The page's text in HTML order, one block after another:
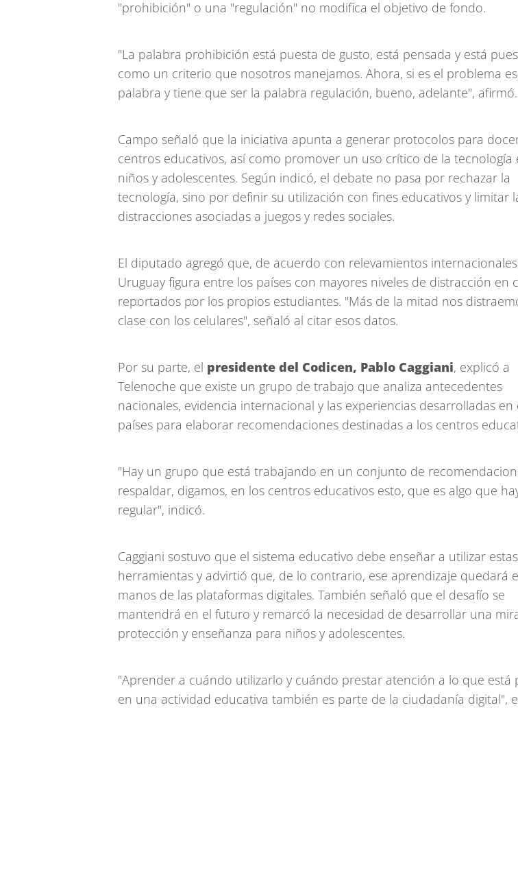
"prohibición" o una "regulación" no modifica el objetivo de fondo.
"La palabra prohibición está puesta de gusto, está pensada y está
como un criterio que nosotros manejamos. Ahora, si es el problema
palabra y tiene que ser la palabra regulación, bueno, adelante", afirmó.
Campo señaló que la iniciativa apunta a generar protocolos para
centros educativos, así como promover un uso crítico de la tecnología
niños y adolescentes. Según indicó, el debate no pasa por rechazar la
tecnología, sino por definir su utilización con fines educativos y limitar
distracciones asociadas a juegos y redes sociales.
El diputado agregó que, de acuerdo con relevamientos
Uruguay figura entre los países con mayores niveles de distracción en
reportados por los propios estudiantes. "Más de la mitad nos
clase con los celulares", señaló al citar esos datos.
Por su parte, el presidente del Codicen, Pablo Caggiani, explicó a
Telenoche que existe un grupo de trabajo que analiza antecedentes
nacionales, evidencia internacional y las experiencias desarrolladas en
países para elaborar recomendaciones destinadas a los centros
"Hay un grupo que está trabajando en un conjunto de
respaldar, digamos, en los centros educativos esto, que es algo que
regular", indicó.
Caggiani sostuvo que el sistema educativo debe enseñar a utilizar estas
herramientas y advirtió que, de lo contrario, ese aprendizaje quedará
manos de las plataformas digitales. También señaló que el desafío se
mantendrá en el futuro y remarcó la necesidad de desarrollar una
protección y enseñanza para niños y adolescentes.
"Aprender a cuándo utilizarlo y cuándo prestar atención a lo que está
en una actividad educativa también es parte de la ciudadanía digital",